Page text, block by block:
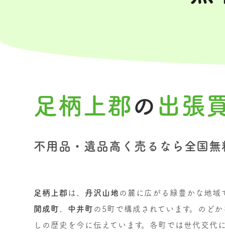
足柄上郡の 出張
不用品・遺品高く売るなら全国
足柄上郡 は、 丹沢山地 の麓に広がる緑豊かな地域
開成町
中井町 の5町で構成されています。のど
しの歴史を今に伝えています。各町では世代交